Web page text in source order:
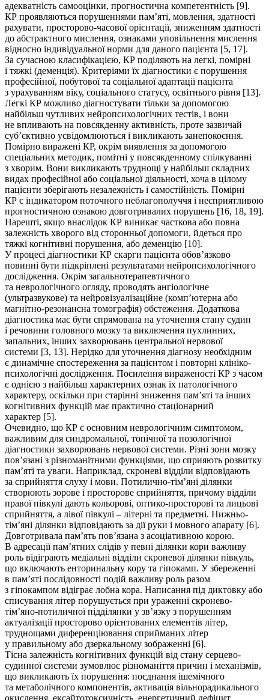
адекватність самооцінки, прогностична компетентність [9].
КР проявляються порушеннями пам’яті, мовлення, здатності
рахувати, просторово-часової орієнтації, зниженням здатності
до абстрактного мислення, ознаками уповільнення мислення
відносно індивідуальної норми для даного пацієнта [5, 17].
За сучасною класифікацією, КР поділяють на легкі, помірні
і тяжкі (деменція). Критеріями їх діагностики є порушення
професійної, побутової та соціальної адаптації пацієнта
з урахуванням віку, соціального статусу, освітнього рівня [13].
Легкі КР можливо діагностувати тільки за допомогою
найбільш чутливих нейропсихологічних тестів, і вони
не впливають на повсякденну активність, проте зазвичай
суб’єктивно усвідомлюються і викликають занепокоєння.
Помірно виражені КР, окрім виявлення за допомогою
спеціальних методик, помітні у повсякденному спілкуванні
з хворим. Вони викликають труднощі у найбільш складних
видах професійної або соціальної діяльності, хоча в цілому
пацієнти зберігають незалежність і самостійність. Помірні
КР є індикатором поточного неблагополуччя і несприятливою
прогностичною ознакою довготривалих порушень [16, 18, 19].
Нарешті, якщо внаслідок КР виникає часткова або повна
залежність хворого від сторонньої допомоги, йдеться про
тяжкі когнітивні порушення, або деменцію [10].
У процесі діагностики КР скарги пацієнта обов’язково
повинні бути підкріплені результатами нейропсихологічного
дослідження. Окрім загальнотерапевтичного
та неврологічного огляду, проводять ангіологічне
(ультразвукове) та нейровізуалізаційне (комп’ютерна або
магнітно-резонансна томографія) обстеження. Додаткова
діагностика має бути спрямована на уточнення стану судин
і речовини головного мозку та виключення пухлинних,
запальних, інших захворювань центральної нервової
системи [3, 13]. Нерідко для уточнення діагнозу необхідним
є динамічне спостереження за пацієнтом і повторні клініко-
психологічні дослідження. Посилення вираженості КР з часом
є однією з найбільш характерних ознак їх патологічного
характеру, оскільки при старінні зниження пам’яті та інших
когнітивних функцій має практично стаціонарний
характер [5].
Очевидно, що КР є основним неврологічним симптомом,
важливим для синдромальної, топічної та нозологічної
діагностики захворювань нервової системи. Різні зони мозку
пов’язані з різноманітними функціями, що сприяють розвитку
пам’яті та уваги. Наприклад, скроневі відділи відповідають
за сприйняття слуху і мови. Потилично-тім’яні ділянки
створюють зорове і просторове сприйняття, причому відділи
правої півкулі дають кольорові, оптико-просторові та лицьові
сприйняття, а лівої півкулі – літерні та предметні. Нижньо-
тім’яні ділянки відповідають за дії руки і мовного апарату [6].
Довготривала пам’ять пов’язана з асоціативною корою.
В адресації пам’ятних слідів у певні ділянки кори важливу
роль відіграють медіальні відділи скроневої ділянки півкуль,
що включають енторинальну кору та гіпокамп. У збереженні
в пам’яті послідовності подій важливу роль разом
з гіпокампом відіграє лобна кора. Написання під диктовку або
списування літер порушується при ураженні скронево-
тім’яно-потиличної підділянки у зв’язку з порушенням
актуалізації просторово орієнтованих елементів літер,
труднощами диференціювання сприйманих літер
у правильному або дзеркальному зображенні [6].
Тісна залежність когнітивних функцій від стану серцево-
судинної системи зумовлює різноманіття причин і механізмів,
що викликають їх порушення: поєднання ішемічного
та метаболічного компонентів, активація вільнорадикального
окислення, ексайтотоксичність, енергетичний дефіцит